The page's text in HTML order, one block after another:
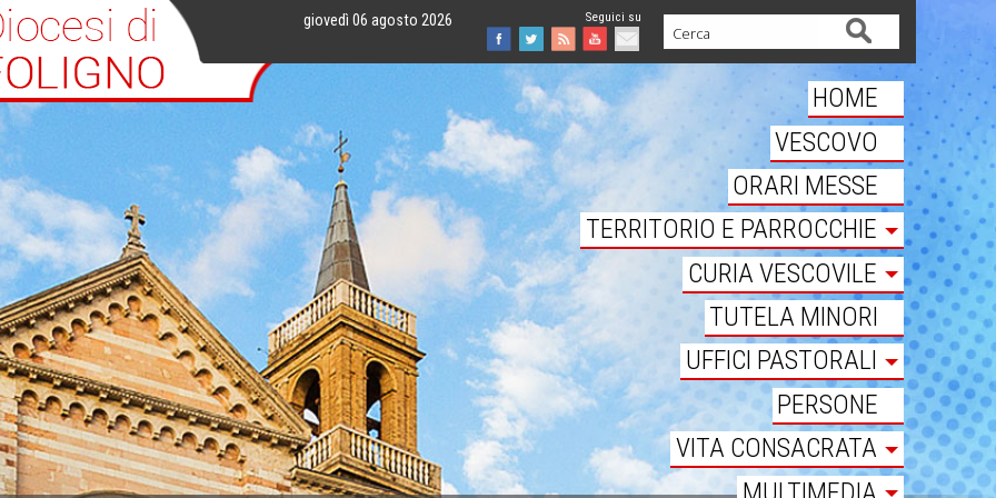
giovedì 06 agosto 2026
Facebook
Twitter
FeedYoutube
Mail
Cerca
HOME
VESCOVO
ORARI MESSE
TERRITORIO E PARROCCHIE
CURIA VESCOVILE
TUTELA MINORI
UFFICI PASTORALI
PERSONE
VITA CONSACRATA